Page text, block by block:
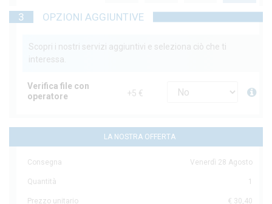
3 OPZIONI AGGIUNTIVE
Scopri i nostri servizi aggiuntivi e seleziona ciò che ti
interessa.
Verifica file con
operatore
+5 €
LA NOSTRA OFFERTA
Consegna Venerdì 28 Agosto
Quantità 1
Prezzo unitario € 30,40